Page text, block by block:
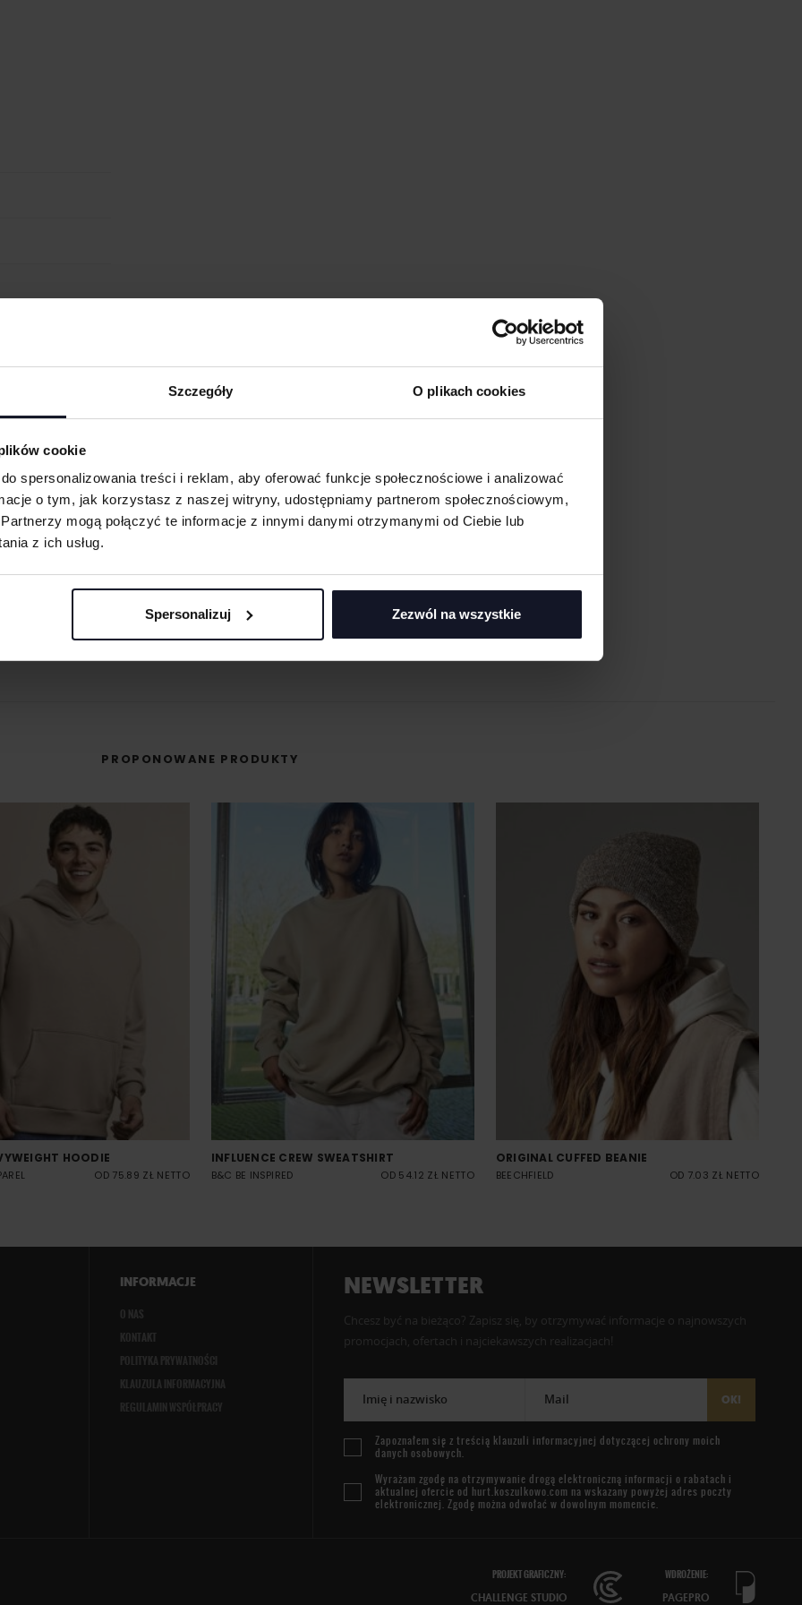
Szczegóły O plikach cookies
cookie
spersonalizowania treści i reklam, aby oferować funkcje społecznościowe i analizować
o tym, jak korzystasz z naszej witryny, udostępniamy partnerom społecznościowym,
mogą połączyć te informacje z innymi danymi otrzymanymi od Ciebie lub
z ich usług.
Spersonalizuj Zezwól na wszystkie
W wyniku
merchu.
wyciętego
odzieży
na
MASZ PYTANIA? ZAPYTAJ SPECJALISTĘ
+48 733 904 144 POPROŚ O WYCENĘ
PROPONOWANE PRODUKTY
HOODIE
OD 75.89 ZŁ NETTO
INFLUENCE CREW SWEATSHIRT
B&C BE INSPIRED OD 54.12 ZŁ NETTO
ORIGINAL CUFFED BEANIE
BEECHFIELD OD 7.03 ZŁ NETTO
INFORMACJE
O NAS
KONTAKT
POLITYKA PRYWATNOŚCI
KLAUZULA INFORMACYJNA
REGULAMIN WSPÓŁPRACY
NEWSLETTER
Chcesz być na bieżąco? Zapisz się, by otrzymywać informacje o najnowszych
promocjach, ofertach i najciekawszych realizacjach!
Imię i nazwisko Mail OK!
Zapoznałem się z treścią klauzuli informacyjnej dotyczącej ochrony moich
danych osobowych.
Wyrażam zgodę na otrzymywanie drogą elektroniczną informacji o rabatach i
aktualnej ofercie od hurt.koszulkowo.com na wskazany powyżej adres poczty
elektronicznej. Zgodę można odwołać w dowolnym momencie.
PROJEKT GRAFICZNY:
CHALLENGE STUDIO
WDROŻENIE:
PAGEPRO